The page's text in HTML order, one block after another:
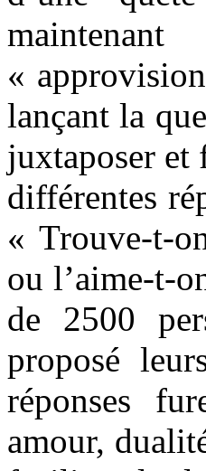
«
lançant la
juxtaposer et
différentes
« Trouve-t-
ou l’aime-t-
de 2500
proposé
réponses
amour,